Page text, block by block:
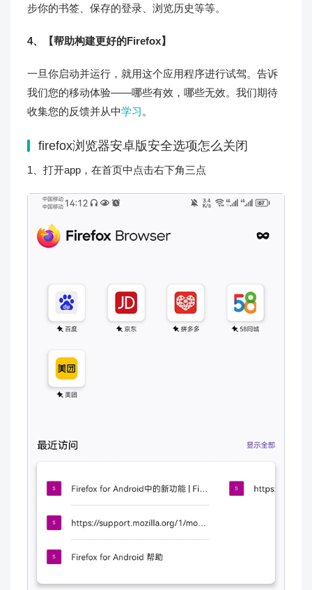
步你的书签、保存的登录、浏览历史等等。
4、【帮助构建更好的Firefox】
一旦你启动并运行，就用这个应用程序进行试驾。告诉
我们您的移动体验——哪些有效，哪些无效。我们期待
收集您的反馈并从中学习 。
firefox浏览器安卓版安全选项怎么关闭
1、打开app，在首页中点击右下角三点